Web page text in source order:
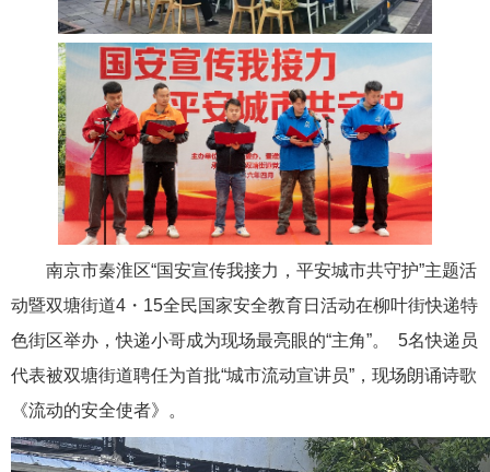
南京市秦淮区“国安宣传我接力，平安城市共守护”主题活
动暨双塘街道4・15全民国家安全教育日活动在柳叶街快递特
色街区举办，快递小哥成为现场最亮眼的“主角”。 5名快递员
代表被双塘街道聘任为首批“城市流动宣讲员”，现场朗诵诗歌
《流动的安全使者》。